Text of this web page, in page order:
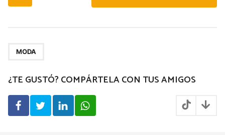
i
n
t
MODA
¿TE GUSTÓ? COMPÁRTELA CON TUS AMIGOS